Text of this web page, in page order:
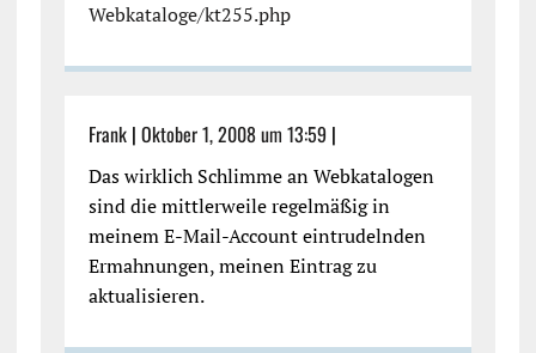
Webkataloge/kt255.php
Frank| Oktober 1, 2008 um 13:59|
Das wirklich Schlimme an Webkatalogen
sind die mittlerweile regelmäßig in
meinem E-Mail-Account eintrudelnden
Ermahnungen, meinen Eintrag zu
aktualisieren.